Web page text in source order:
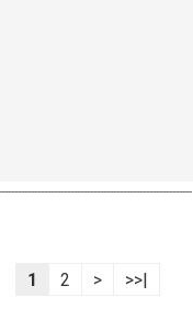
1 2 > >>|